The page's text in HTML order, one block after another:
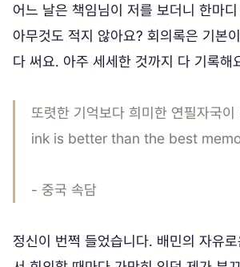
어느 날은 책임님이 저를 보더니 한마
아무것도 적지 않아요? 회의록은 기본
다 써요. 아주 세세한 것까지 다 기록해
또렷한 기억보다 희미한 연필자국
ink is better than the best
- 중국 속담
정신이 번쩍 들었습니다. 배민의 자유